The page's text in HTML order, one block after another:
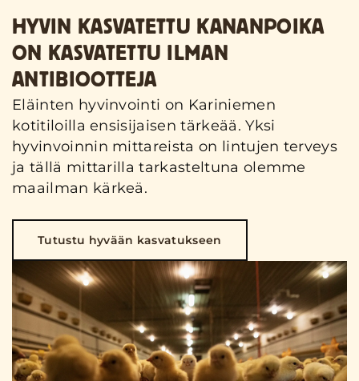
HYVIN KASVATETTU KANANPOIKA
ON KASVATETTU ILMAN
ANTIBIOOTTEJA
Eläinten hyvinvointi on Kariniemen
kotitiloilla ensisijaisen tärkeää. Yksi
hyvinvoinnin mittareista on lintujen terveys
ja tällä mittarilla tarkasteltuna olemme
maailman kärkeä.
Tutustu hyvään kasvatukseen